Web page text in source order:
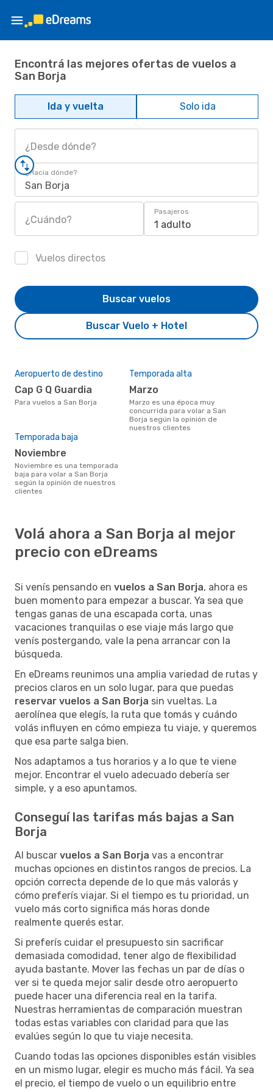
Encontrá las mejores ofertas de vuelos a
San Borja
Ida y vuelta Solo ida
¿Desde dónde?
¿Hacia dónde?
San Borja
¿Cuándo?
Pasajeros
1 adulto
Vuelos directos
Buscar Vuelo + Hotel
Buscar vuelos
Aeropuerto de destino
Cap G Q Guardia
Para vuelos a San Borja
Temporada alta
marzo
marzo es una época muy
concurrida para volar a San
Borja según la opinión de
nuestros clientes
Temporada baja
noviembre
noviembre es una temporada
baja para volar a San Borja
según la opinión de nuestros
clientes
Volá ahora a San Borja al mejor
precio con eDreams
Si venís pensando en vuelos a San Borja, ahora es
buen momento para empezar a buscar. Ya sea que
tengas ganas de una escapada corta, unas
vacaciones tranquilas o ese viaje más largo que
venís postergando, vale la pena arrancar con la
búsqueda.
En eDreams reunimos una amplia variedad de rutas y
precios claros en un solo lugar, para que puedas
reservar vuelos a San Borja sin vueltas. La
aerolínea que elegís, la ruta que tomás y cuándo
volás influyen en cómo empieza tu viaje, y queremos
que esa parte salga bien.
Nos adaptamos a tus horarios y a lo que te viene
mejor. Encontrar el vuelo adecuado debería ser
simple, y a eso apuntamos.
Conseguí las tarifas más bajas a San
Borja
Al buscar vuelos a San Borja vas a encontrar
muchas opciones en distintos rangos de precios. La
opción correcta depende de lo que más valorás y
cómo preferís viajar. Si el tiempo es tu prioridad, un
vuelo más corto significa más horas donde
realmente querés estar.
Si preferís cuidar el presupuesto sin sacrificar
demasiada comodidad, tener algo de flexibilidad
ayuda bastante. Mover las fechas un par de días o
ver si te queda mejor salir desde otro aeropuerto
puede hacer una diferencia real en la tarifa.
Nuestras herramientas de comparación muestran
todas estas variables con claridad para que las
evalúes según lo que tu viaje necesita.
Cuando todas las opciones disponibles están visibles
en un mismo lugar, elegir es mucho más fácil. Ya sea
el precio, el tiempo de vuelo o un equilibrio entre